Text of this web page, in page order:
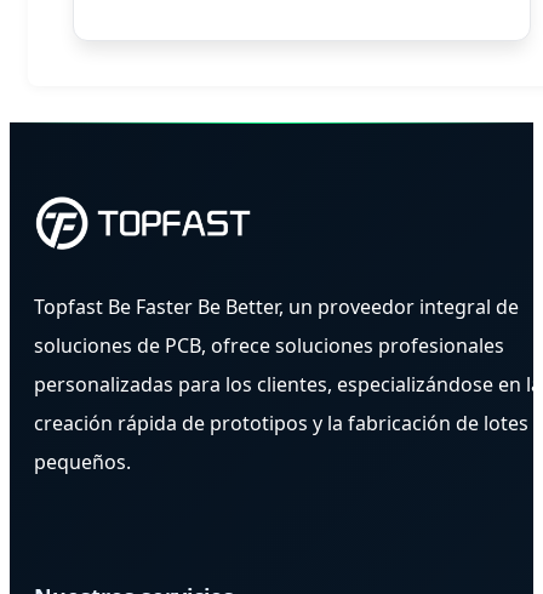
Topfast Be Faster Be Better, un proveedor integral de
soluciones de PCB, ofrece soluciones profesionales
personalizadas para los clientes, especializándose en la
creación rápida de prototipos y la fabricación de lotes
pequeños.